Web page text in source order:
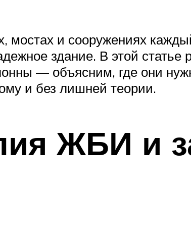
мостах и сооружениях
здание. В этой
— объясним, где они
и без лишней теории.
ЖБИ и